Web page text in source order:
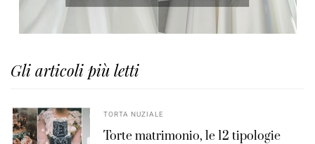
Gli articoli più letti
TORTA NUZIALE
Torte matrimonio, le 12 tipologie